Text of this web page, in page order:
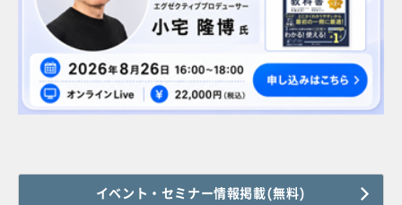
イベント・セミナー情報掲載(無料)